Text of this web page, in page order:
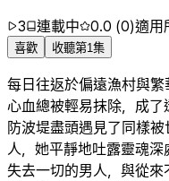
3 連載中 0.0 (0)適用
喜歡 收聽第1集
每日往返於偏遠漁村與繁
心血總被輕易抹除，成
防波堤盡頭遇見了同樣
人，她平靜地吐露靈魂深
失去一切的男人，與從來